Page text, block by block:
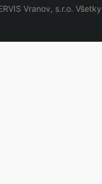
Vranov, s.r.o.